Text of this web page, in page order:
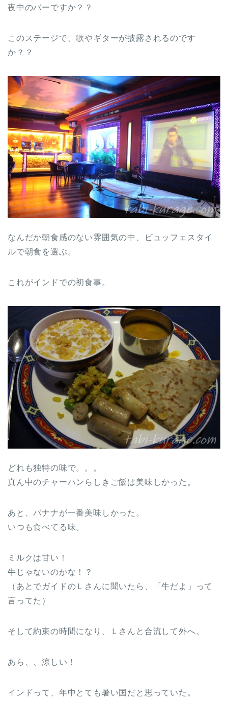
夜中のバーですか？？
このステージで、歌やギターが披露されるのです
か？？
なんだか朝食感のない雰囲気の中、ビュッフェスタイ
ルで朝食を選ぶ。
これがインドでの初食事。
どれも独特の味で。。。
真ん中のチャーハンらしきご飯は美味しかった。
あと、バナナが一番美味しかった。
いつも食べてる味。
ミルクは甘い！
牛じゃないのかな！？
（あとでガイドのＬさんに聞いたら、「牛だよ」って
言ってた）
そして約束の時間になり、Ｌさんと合流して外へ。
あら、、涼しい！
インドって、年中とても暑い国だと思っていた。